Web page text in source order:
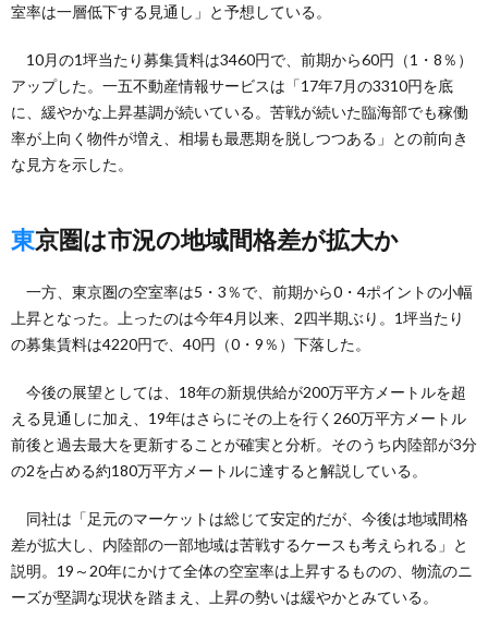
室率は一層低下する見通し」と予想している。
10月の1坪当たり募集賃料は3460円で、前期から60円（1・8％）
アップした。一五不動産情報サービスは「17年7月の3310円を底
に、緩やかな上昇基調が続いている。苦戦が続いた臨海部でも稼働
率が上向く物件が増え、相場も最悪期を脱しつつある」との前向き
な見方を示した。
東京圏は市況の地域間格差が拡大か
一方、東京圏の空室率は5・3％で、前期から0・4ポイントの小幅
上昇となった。上ったのは今年4月以来、2四半期ぶり。1坪当たり
の募集賃料は4220円で、40円（0・9％）下落した。
今後の展望としては、18年の新規供給が200万平方メートルを超
える見通しに加え、19年はさらにその上を行く260万平方メートル
前後と過去最大を更新することが確実と分析。そのうち内陸部が3分
の2を占める約180万平方メートルに達すると解説している。
同社は「足元のマーケットは総じて安定的だが、今後は地域間格
差が拡大し、内陸部の一部地域は苦戦するケースも考えられる」と
説明。19～20年にかけて全体の空室率は上昇するものの、物流のニ
ーズが堅調な現状を踏まえ、上昇の勢いは緩やかとみている。